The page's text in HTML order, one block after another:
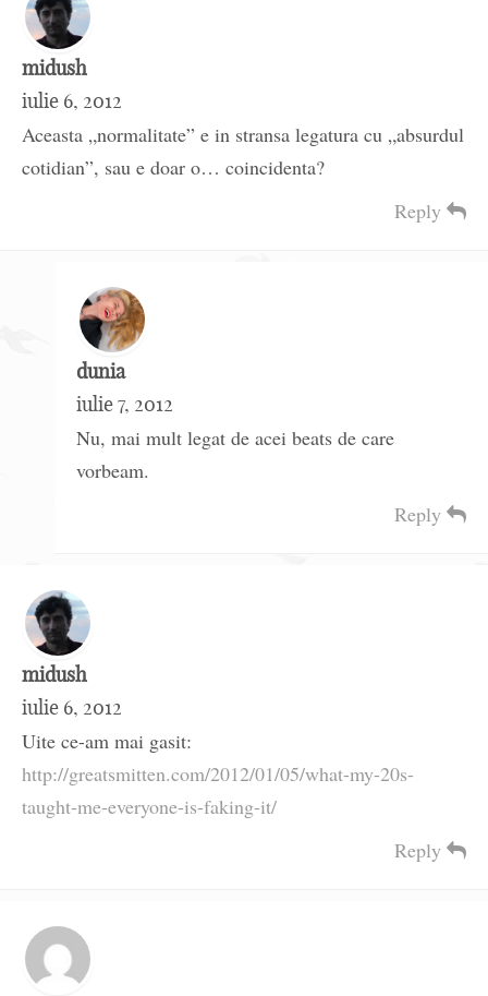
midush
iulie 6, 2012
Aceasta „normalitate” e in stransa legatura cu „absurdul
cotidian”, sau e doar o… coincidenta?
Reply
dunia
iulie 7, 2012
Nu, mai mult legat de acei beats de care
vorbeam.
Reply
midush
iulie 6, 2012
Uite ce-am mai gasit:
http://greatsmitten.com/2012/01/05/what-my-20s-
taught-me-everyone-is-faking-it/
Reply